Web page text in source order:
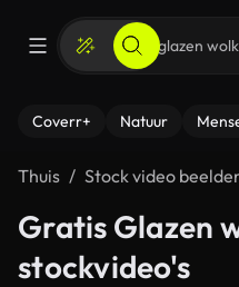
Coverr+ Natuur
Thuis Stock video
Gratis Glazen
stockvideo's